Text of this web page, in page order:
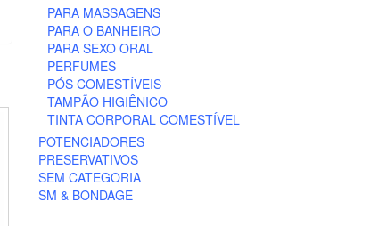
PARA MASSAGENS
PARA O BANHEIRO
PARA SEXO ORAL
PERFUMES
PÓS COMESTÍVEIS
TAMPÃO HIGIÊNICO
TINTA CORPORAL COMESTÍVEL
POTENCIADORES
PRESERVATIVOS
SEM CATEGORIA
SM & BONDAGE